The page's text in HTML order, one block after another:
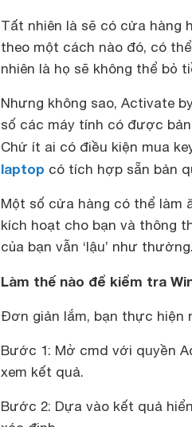
Tất nhiên là sẽ có cửa hàng
theo một cách nào đó, có
nhiên là họ sẽ không thể bỏ
Nhưng không sao, Activate
số các máy tính có được
Chứ ít ai có điều kiện mua
laptop có tích hợp sẵn bản
Một số cửa hàng có thể làm
kích hoạt cho bạn và thông
của bạn vẫn ‘lậu’ như
Làm thế nào để kiểm tra
Đơn giản lắm, bạn thực hiện
Bước 1: Mở cmd với quyền
xem kết quả.
Bước 2: Dựa vào kết quả